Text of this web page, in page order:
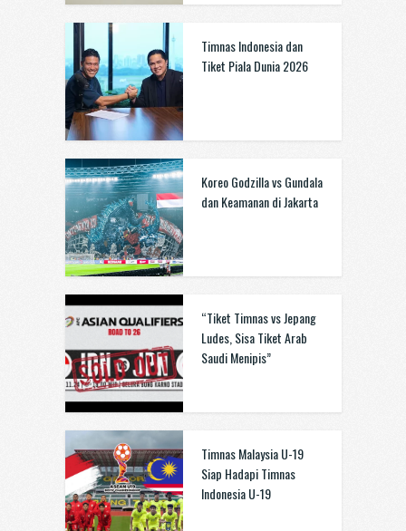
Timnas Indonesia dan
Tiket Piala Dunia 2026
Koreo Godzilla vs Gundala
dan Keamanan di Jakarta
“Tiket Timnas vs Jepang
Ludes, Sisa Tiket Arab
Saudi Menipis”
Timnas Malaysia U-19
Siap Hadapi Timnas
Indonesia U-19